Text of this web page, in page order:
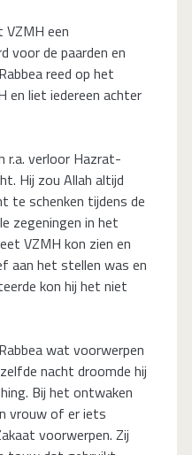
een
voor de paarden en
reed op het
en liet iedereen achter
r.a. verloor Hazrat-
Hij zou Allah altijd
te schenken tijdens de
zegeningen in het
VZMH kon zien en
aan het stellen was en
kon hij het niet
wat voorwerpen
nacht droomde hij
Bij het ontwaken
vrouw of er iets
voorwerpen. Zij